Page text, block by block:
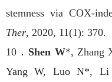
stemness via COX-
Ther, 2020, 11(1): 370.
10 ． Shen W*, Zhang
Yang W, Luo N*, Li